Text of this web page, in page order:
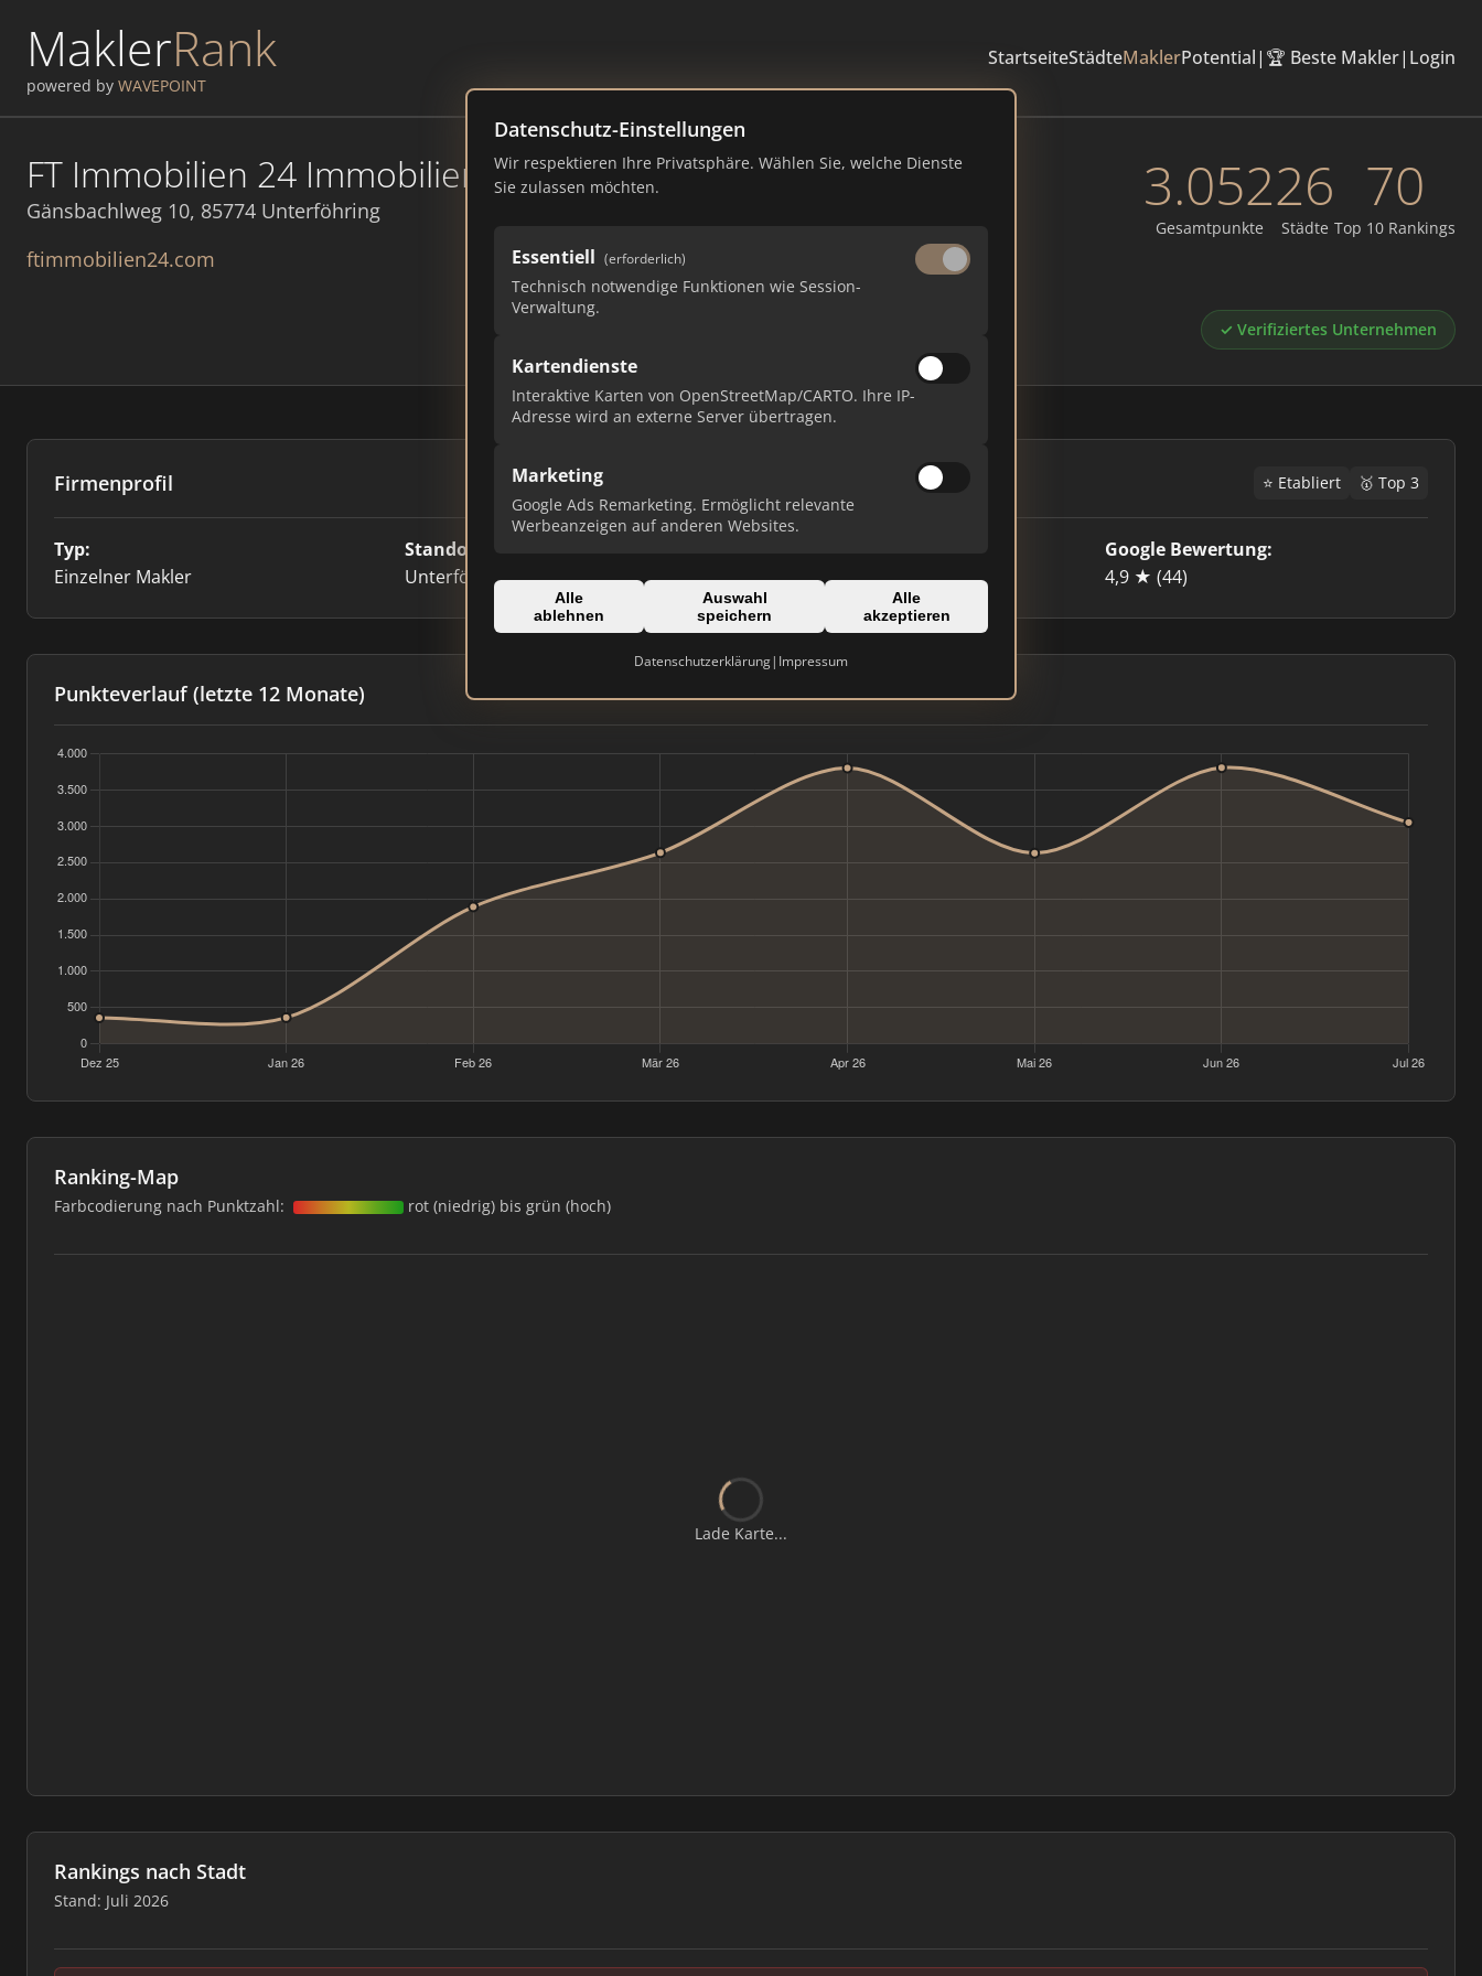
MaklerRank
powered by WAVEPOINT
StartseiteStädteMaklerPotential| 🏆 Beste Makler| Login
Datenschutz-Einstellungen
Wir respektieren Ihre Privatsphäre. Wählen Sie, welche Dienste
Sie zulassen möchten.
Essentiell (erforderlich)
Technisch notwendige Funktionen wie Session-
Verwaltung.
Kartendienste
Interaktive Karten von OpenStreetMap/CARTO. Ihre IP-
Adresse wird an externe Server übertragen.
Marketing
Google Ads Remarketing. Ermöglicht relevante
Werbeanzeigen auf anderen Websites.
Alle
ablehnen
Auswahl
speichern
Alle
akzeptieren
Datenschutzerklärung| Impressum
FT Immobilien 24 Immobilienmakler München
Gänsbachlweg 10, 85774 Unterföhring
ftimmobilien24.com
3.052
Gesamtpunkte
26
Städte
70
Top 10 Rankings
✓ Verifiziertes Unternehmen
Firmenprofil ⭐ Etabliert 🥇 Top 3
Typ:
Einzelner Makler
Standort:
Unterföhring
ftimmobilien24.com
Google Bewertung:
4,9 ★ (44)
Punkteverlauf (letzte 12 Monate)
Ranking-Map
Farbcodierung nach Punktzahl: rot (niedrig) bis grün (hoch)
Lade Karte...
Rankings nach Stadt
Stand: Juli 2026